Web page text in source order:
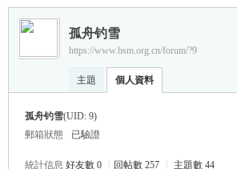
›
孤舟钓雪
https://www.bsm.org.cn/forum/?9
主題 個人資料
孤舟钓雪(UID: 9)
郵箱狀態
已驗證
統計信息 好友數 0 回帖數 257 主題數 44